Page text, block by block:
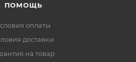
ПОМОЩЬ
оплаты
доставки
на товар